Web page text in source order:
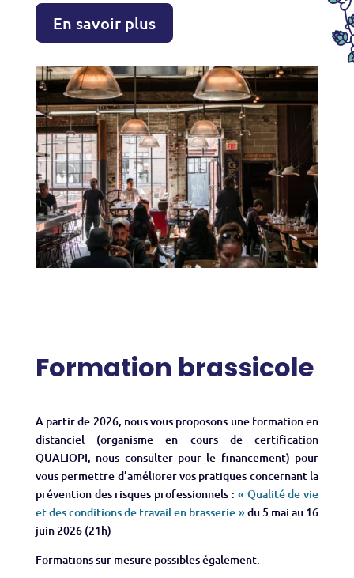
En savoir plus
Formation brassicole
A partir de 2026, nous vous proposons une formation en
distanciel (organisme en cours de certification
QUALIOPI, nous consulter pour le financement) pour
vous permettre d’améliorer vos pratiques concernant la
prévention des risques professionnels : « Qualité de vie
et des conditions de travail en brasserie » du 5 mai au 16
juin 2026 (21h)
Formations sur mesure possibles également.